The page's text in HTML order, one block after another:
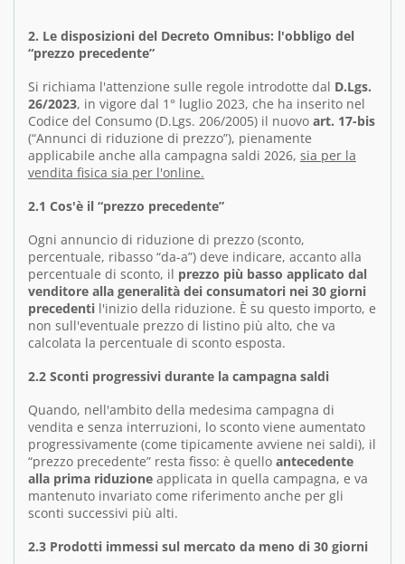
2. Le disposizioni del Decreto Omnibus: l'obbligo del
“prezzo precedente”
Si richiama l'attenzione sulle regole introdotte dal D.Lgs.
26/2023, in vigore dal 1° luglio 2023, che ha inserito nel
Codice del Consumo (D.Lgs. 206/2005) il nuovo art. 17-bis
(“Annunci di riduzione di prezzo”), pienamente
applicabile anche alla campagna saldi 2026, sia per la
vendita fisica sia per l'online.
2.1 Cos'è il “prezzo precedente”
Ogni annuncio di riduzione di prezzo (sconto,
percentuale, ribasso “da-a”) deve indicare, accanto alla
percentuale di sconto, il prezzo più basso applicato dal
venditore alla generalità dei consumatori nei 30 giorni
precedenti l'inizio della riduzione. È su questo importo, e
non sull'eventuale prezzo di listino più alto, che va
calcolata la percentuale di sconto esposta.
2.2 Sconti progressivi durante la campagna saldi
Quando, nell'ambito della medesima campagna di
vendita e senza interruzioni, lo sconto viene aumentato
progressivamente (come tipicamente avviene nei saldi), il
“prezzo precedente” resta fisso: è quello antecedente
alla prima riduzione applicata in quella campagna, e va
mantenuto invariato come riferimento anche per gli
sconti successivi più alti.
2.3 Prodotti immessi sul mercato da meno di 30 giorni